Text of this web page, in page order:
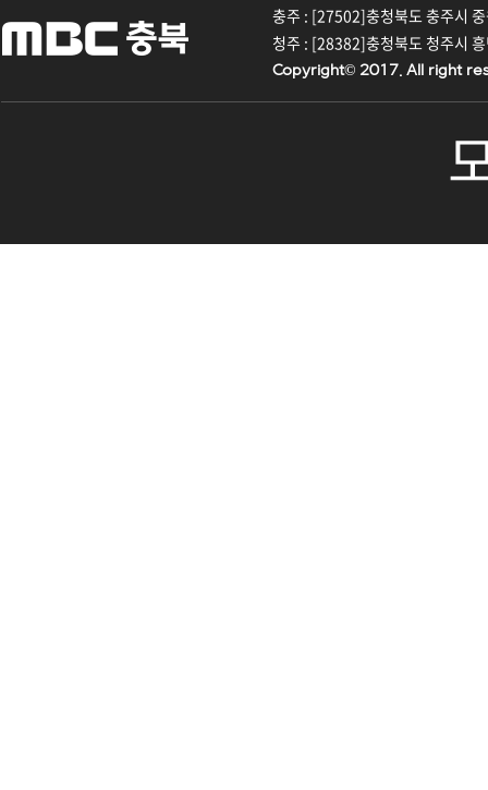
충주 : [27502]충청북도 충주시
청주 : [28382]충청북도 청주시
Copyright© 2017. All right